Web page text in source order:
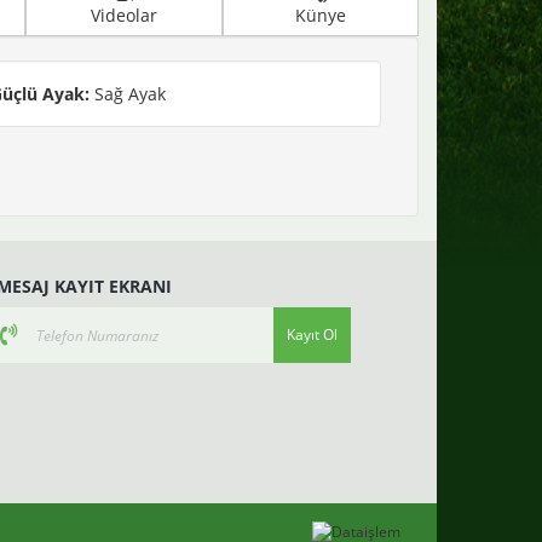
Videolar Künye
Ayak: Sağ Ayak
KAYIT EKRANI
Kayıt Ol